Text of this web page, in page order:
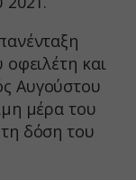
οφειλέτη και
Αυγούστου
μέρα του
δόση του